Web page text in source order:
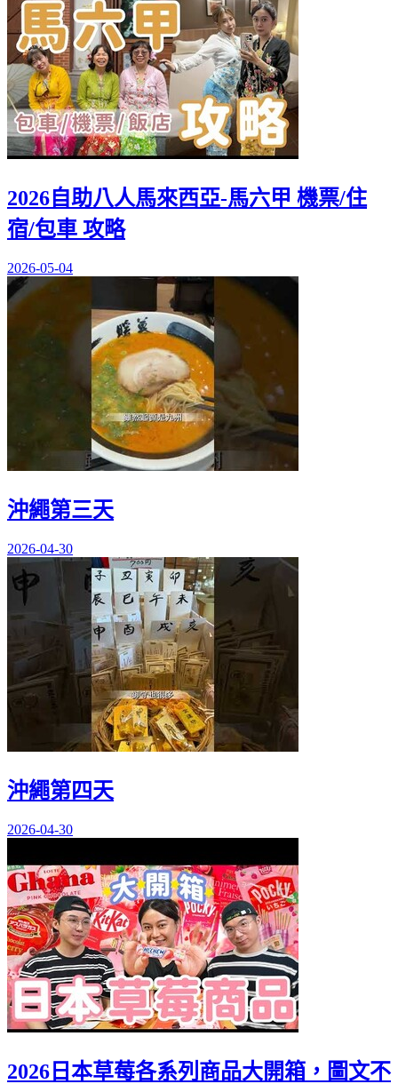
2026自助八人馬來西亞-馬六甲 機票/住
宿/包車 攻略
2026-05-04
沖繩第三天
2026-04-30
沖繩第四天
2026-04-30
2026日本草莓各系列商品大開箱，圖文不